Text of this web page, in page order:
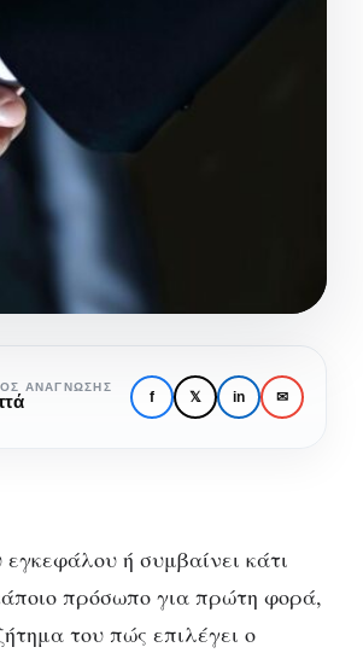
ΑΝΆΓΝΩΣΗΣ
f 𝕏 in ✉
ή συμβαίνει κάτι
πρόσωπο για πρώτη φορά,
του πώς επιλέγει ο